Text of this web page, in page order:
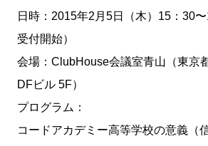
日時：2015年2月5日（木）15：30
受付開始）
会場：ClubHouse会議室青山（東京
DFビル 5F）
プログラム：
コードアカデミー高等学校の意義（